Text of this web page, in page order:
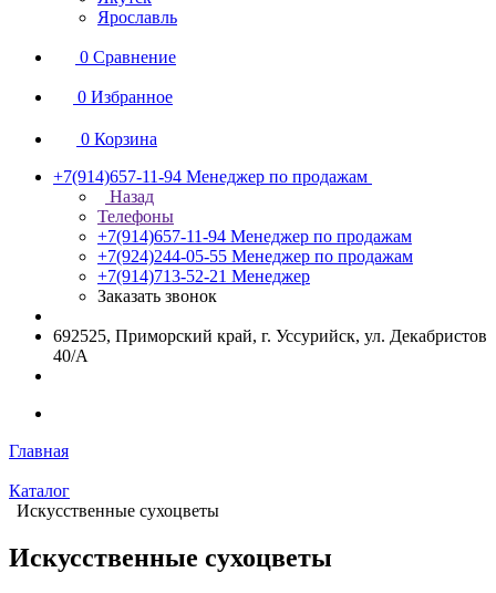
Ярославль
0 Сравнение
0 Избранное
0 Корзина
+7(914)657-11-94 Менеджер по продажам
Назад
Телефоны
+7(914)657-11-94 Менеджер по продажам
+7(924)244-05-55 Менеджер по продажам
+7(914)713-52-21 Менеджер
Заказать звонок
692525, Приморский край, г. Уссурийск, ул. Декабристов
40/А
Главная
Каталог
Искусственные сухоцветы
Искусственные сухоцветы